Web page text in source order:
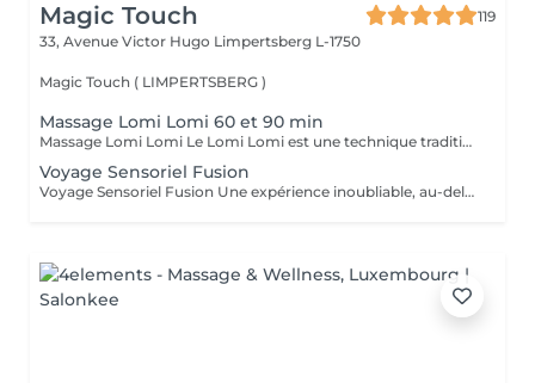
Magic Touch
119
33, Avenue Victor Hugo Limpertsberg L-1750
Magic Touch ( LIMPERTSBERG )
Massage Lomi Lomi 60 et 90 min
Massage Lomi Lomi Le Lomi Lomi est une technique traditionnelle hawaïenne qui va bien au-delà du simple toucher c'est une invitation à l'harmonie entre le corps, l'esprit et l'âme. Avec des mouvements longs, fluides et rythmés, rappelant le va-et-vient des vagues de l'océan, le praticien enveloppe le corps avec ses mains et ses avant-bras, créant une expérience d'accueil profond. Bienfaits : Relaxation profonde Soulagement des tensions musculaires Amélioration de la circulation et de l'énergie vitale Sensation de légèreté, de renouveau et de bien-être Un véritable câlin sous forme de soin.
Voyage Sensoriel Fusion
Voyage Sensoriel Fusion Une expérience inoubliable, au-delà du massage Plus qu'un simple massage, c'est une véritable expérience immersive qui invite à l'harmonie entre le corps, l'esprit et l'âme. Grâce à des mouvements longs, fluides et enveloppants, associés à la puissance de la luminothérapie, de l'aromathérapie, de la musicothérapie et de l'alignement des chakras, vous êtes transporté(e) dans un univers unique de détente et de connexion intérieure. Les bienfaits : Libération des tensions physiques et mentales Réduction immédiate du stress Circulation d'énergie et sensation de vitalité Bien-être profond, légèreté et renouveau Une expérience inoubliable comme un voyage qui réveille tous vos sens.